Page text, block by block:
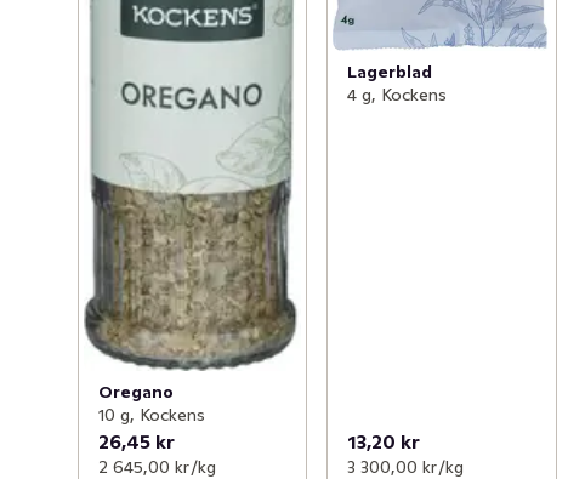
Oregano
10 g, Kockens
26,45 kr
2 645,00 kr /kg
Lagerblad
4 g, Kockens
13,20 kr
3 300,00 kr /kg